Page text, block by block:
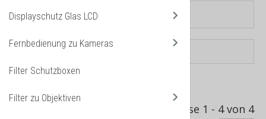
Produkt Verkäufe -/+
Ergebnisse 1 - 4 von 4
Displayschutz Glas LCD
Fernbedienung zu Kameras
Filter Schutzboxen
Filter zu Objektiven